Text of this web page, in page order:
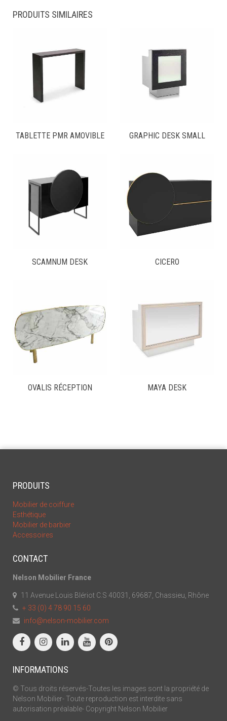
PRODUITS SIMILAIRES
TABLETTE PMR AMOVIBLE GRAPHIC DESK SMALL
SCAMNUM DESK CICERO
OVALIS RÉCEPTION MAYA DESK
PRODUITS
Mobilier de coiffure
Esthétique
Mobilier de barbier
Accessoires
CONTACT
Nelson Mobilier France
11 Avenue Louis Blériot C.S 40031, 69687, Chassieu, Rhône
+ 33 (0) 4 78 90 15 60
info@nelson-mobilier.com
INFORMATIONS
© Tous droits réservés-Toutes les images sont la propriété de
Nelson Mobilier- Toute reproduction est interdite sans
autorisation préalable- Copyright Nelson Mobilier